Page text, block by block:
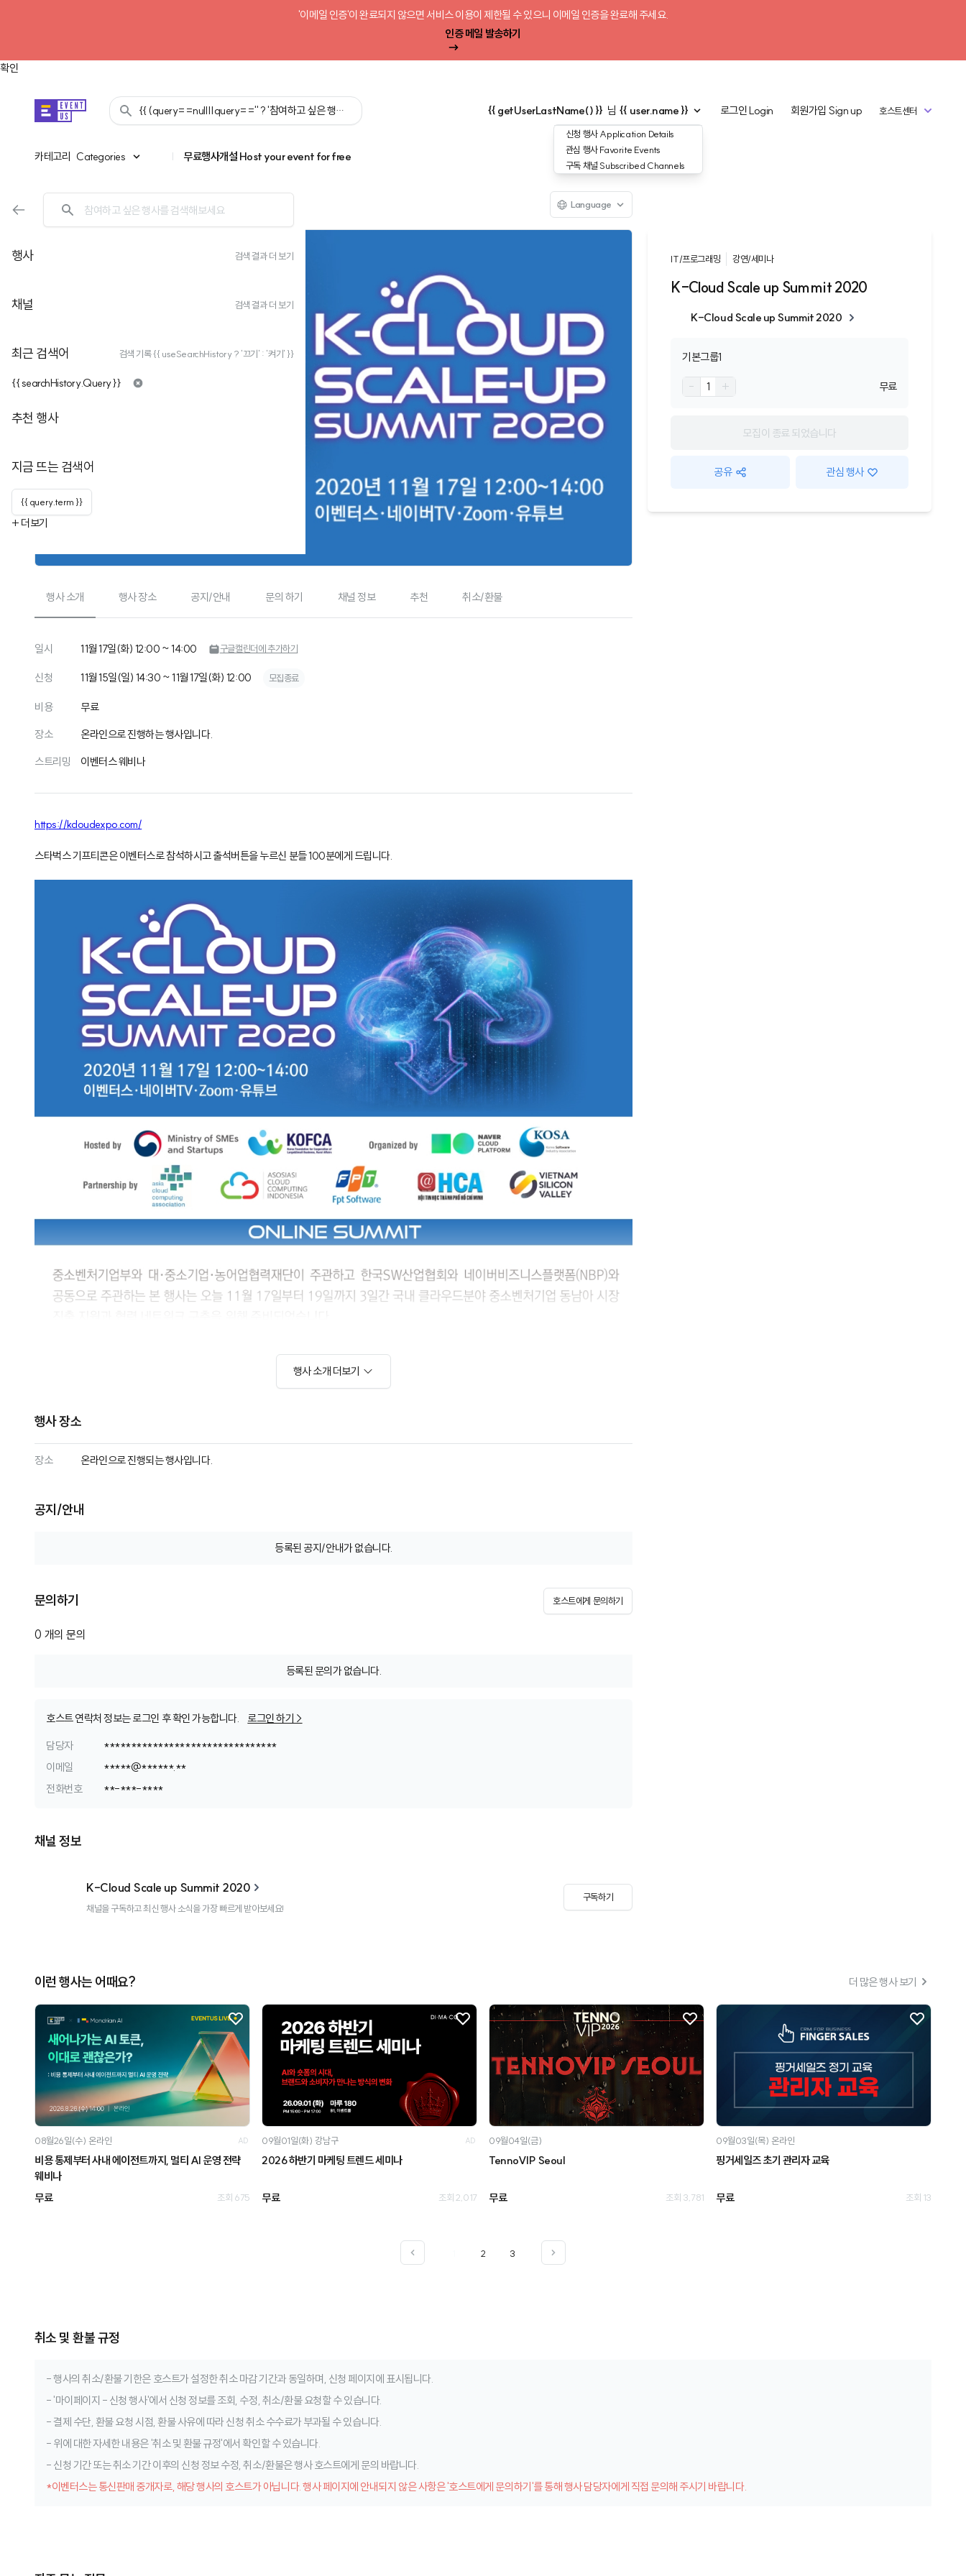
'이메일 인증'이 완료되지 않으면 서비스 이용이 제한될 수 있으니 이메일 인증을 완료해 주세요.
인증 메일 발송하기
확인
{{ (query==null||query=='' ? '참여하고 싶은 행사를 검색해 보세요':query) }} {{ getUserLastName() }} 님 {{ user.name }}
신청 행사Application Details
관심 행사Favorite Events
구독 채널 Subscribed Channels
로그인Login 회원가입 Sign up 호스트센터
카테고리 Categories
카테고리 | 무료행사개설 Host your event for free
행사 검색 결과 더 보기
채널 검색 결과 더 보기
최근 검색어 검색 기록 {{ useSearchHistory ? '끄기' : '켜기' }}
{{ searchHistory.Query }}
추천 행사
지금 뜨는 검색어
{{ query.term }}
+ 더보기
Language
IT/프로그래밍 강연/세미나
K-Cloud Scale up Summit 2020
K-Cloud Scale up Summit 2020
기본그룹1
- 1 + 무료
모집이 종료 되었습니다
공유 관심 행사
행사 소개 행사 장소 공지/안내 문의 하기 채널 정보 추천 취소/환불
일시 11월 17일(화) 12:00 ~ 14:00 구글캘린더에 추가하기
신청 11월 15일(일) 14:30 ~ 11월 17일(화) 12:00 모집종료
비용
무료
장소
온라인으로 진행하는 행사입니다.
스트리밍
이벤터스 웨비나
행사 소개 더보기
행사 장소
장소 온라인으로 진행되는 행사입니다.
공지/안내
등록된 공지/안내가 없습니다.
문의하기 호스트에게 문의하기
0 개의 문의
등록된 문의가 없습니다.
호스트 연락처 정보는 로그인 후 확인 가능합니다.
로그인 하기 >
담당자
********************************
이메일
*****@******.**
전화번호
**-***-****
채널 정보
K-Cloud Scale up Summit 2020
채널을 구독하고 최신 행사 소식을 가장 빠르게 받아보세요!
구독하기
이런 행사는 어때요? 더 많은 행사 보기
08월26일(수) 온라인 AD
비용 통제부터 사내 에이전트까지, 멀티 AI 운영 전략
웨비나
무료
조회 675
09월01일(화) 강남구 AD
2026 하반기 마케팅 트렌드 세미나
무료 조회 2,017
09월04일(금)
TennoVIP Seoul
무료 조회 3,781
09월03일(목) 온라인
핑거세일즈 초기 관리자 교육
무료 조회 13
2 3
취소 및 환불 규정
- 행사의 취소/환불 기한은 호스트가 설정한 취소 마감 기간과 동일하며, 신청 페이지에 표시됩니다.
- '마이페이지 - 신청 행사'에서 신청 정보를 조회, 수정, 취소/환불 요청할 수 있습니다.
- 결제 수단, 환불 요청 시점, 환불 사유에 따라 신청 취소 수수료가 부과될 수 있습니다.
- 위에 대한 자세한 내용은 '취소 및 환불 규정'에서 확인할 수 있습니다.
- 신청 기간 또는 취소 기간 이후의 신청 정보 수정, 취소/환불은 행사 호스트에게 문의 바랍니다.
*이벤터스는 통신판매 중개자로, 해당 행사의 호스트가 아닙니다. 행사 페이지에 안내되지 않은 사항은 '호스트에게 문의하기'를 통해 행사 담당자에게 직접 문의해 주시기 바랍니다.